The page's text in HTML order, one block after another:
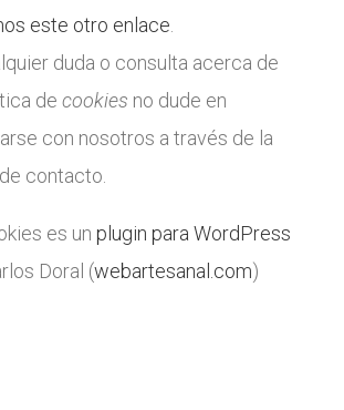
este otro enlace.
duda o consulta acerca de
de cookies no dude en
con nosotros a través de la
contacto.
es un plugin para WordPress
Doral (webartesanal.com)